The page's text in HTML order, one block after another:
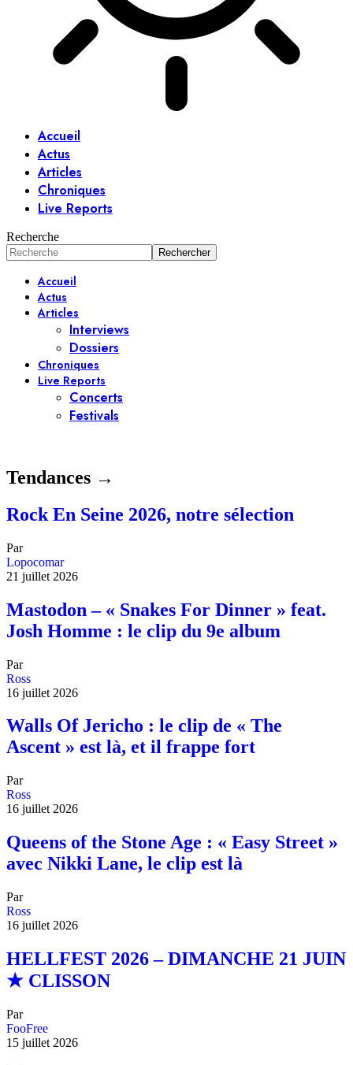
Accueil
Actus
Articles
Chroniques
Live Reports
Recherche
Accueil
Actus
Articles
Interviews
Dossiers
Chroniques
Live Reports
Concerts
Festivals
Tendances →
Rock En Seine 2026, notre sélection
Par
Lopocomar
21 juillet 2026
Mastodon – « Snakes For Dinner » feat.
Josh Homme : le clip du 9e album
Par
Ross
16 juillet 2026
Walls Of Jericho : le clip de « The
Ascent » est là, et il frappe fort
Par
Ross
16 juillet 2026
Queens of the Stone Age : « Easy Street »
avec Nikki Lane, le clip est là
Par
Ross
16 juillet 2026
HELLFEST 2026 – DIMANCHE 21 JUIN
★ CLISSON
Par
FooFree
15 juillet 2026